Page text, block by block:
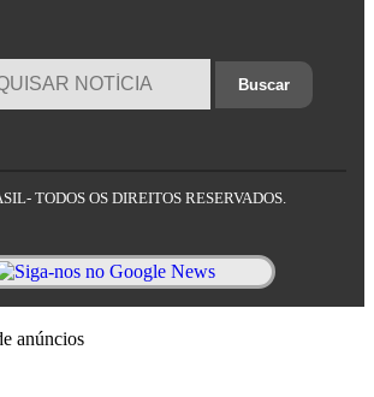
TODOS OS DIREITOS RESERVADOS.